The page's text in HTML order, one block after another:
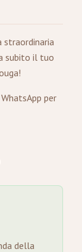
straordinaria
subito il tuo
WhatsApp per
della